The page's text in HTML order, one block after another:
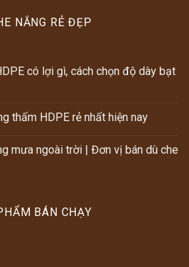
NẮNG RẺ ĐẸP
có lợi gì, cách chọn độ dày bạt
thấm HDPE rẻ nhất hiện nay
mưa ngoài trời | Đơn vị bán dù che
BÁN CHẠY